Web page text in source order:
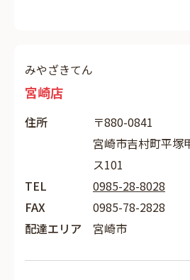
みやざきてん
宮崎店
住所
〒880-0841
宮崎市吉村町平塚
ス101
TEL
0985-28-8028
FAX
0985-78-2828
配達エリア
宮崎市